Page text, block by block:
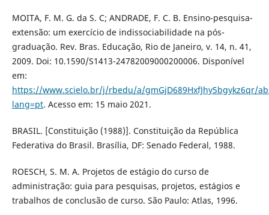
MOITA, F. M. G. da S. C; ANDRADE, F. C. B. Ensino-pesquisa-
extensão: um exercício de indissociabilidade na pós-
graduação. Rev. Bras. Educação, Rio de Janeiro, v. 14, n. 41,
2009. Doi: 10.1590/S1413-24782009000200006. Disponível
em:
https://www.scielo.br/j/rbedu/a/gmGjD689HxfJhy5bgykz6qr/
lang=pt. Acesso em: 15 maio 2021.
BRASIL. [Constituição (1988)]. Constituição da República
Federativa do Brasil. Brasília, DF: Senado Federal, 1988.
ROESCH, S. M. A. Projetos de estágio do curso de
administração: guia para pesquisas, projetos, estágios e
trabalhos de conclusão de curso. São Paulo: Atlas, 1996.